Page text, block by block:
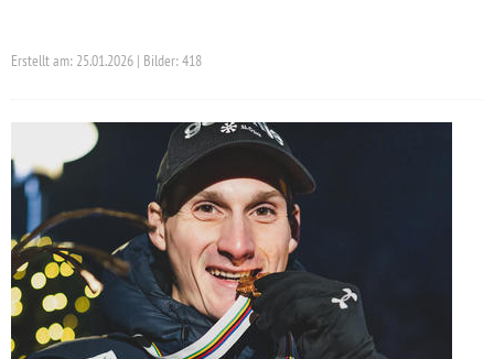
Erstellt am: 25.01.2026 | Bilder: 418